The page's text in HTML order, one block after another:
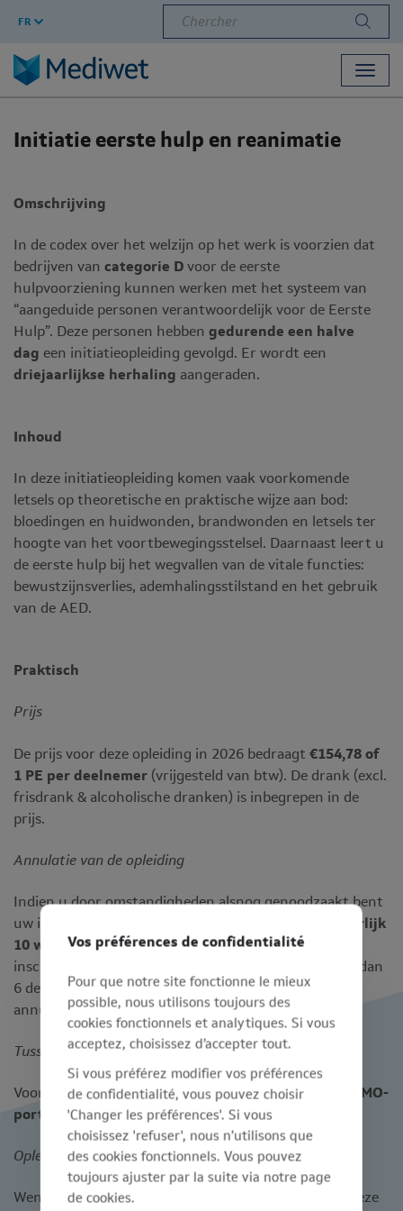
FR Chercher
Initiatie eerste hulp en reanimatie
Omschrijving
In de codex over het welzijn op het werk is voorzien dat
bedrijven van categorie D voor de eerste
hulpvoorziening kunnen werken met het systeem van
“aangeduide personen verantwoordelijk voor de Eerste
Hulp”. Deze personen hebben gedurende een halve
dag een initiatieopleiding gevolgd. Er wordt een
driejaarlijkse herhaling aangeraden.
Inhoud
In deze initiatieopleiding komen vaak voorkomende
letsels op theoretische en praktische wijze aan bod:
bloedingen en huidwonden, brandwonden en letsels ter
hoogte van het voortbewegingsstelsel. Daarnaast leert u
de eerste hulp bij het wegvallen van de vitale functies:
bewustzijnsverlies, ademhalingsstilstand en het gebruik
van de AED.
Praktisch
Prijs
De prijs voor deze opleiding in 2026 bedraagt €154,78 of
1 PE per deelnemer (vrijgesteld van btw). De drank (excl.
frisdrank & alcoholische dranken) is inbegrepen in de
prijs.
Annulatie van de opleiding
Indien u door omstandigheden alsnog genoodzaakt bent
uw inschrijving te
uiterlijk
10 werkdagen vóór de opleidingsdag. Nadien is het
inschrijvingsbedrag volledig verschuldigd. Bij minder dan
6 deelnemers zijn wij genoodzaakt de opleiding te
annuleren.
Tussenkomsten
Voor deze opleiding kan ugeen beroep doen
KMO-
portefeuille.
Opleiding op maat
Wenst umeer dan 6 personen
in te schrijven voor deze
Vos préférences de confidentialité
Pour que notre site fonctionne le mieux
possible, nous utilisons toujours des
cookies fonctionnels et analytiques. Si vous
acceptez, choisissez d’accepter tout.
Si vous préférez modifier vos préférences
de confidentialité, vous pouvez choisir
'Changer les préférences'. Si vous
choisissez 'refuser', nous n’utilisons que
des cookies fonctionnels. Vous pouvez
toujours ajuster par la suite via notre page
de cookies.